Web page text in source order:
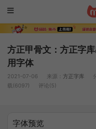
方正甲骨文：方正字
用字体
2021-07-06 来源： 方正字库
载(6097)
评论(5)
字体预览